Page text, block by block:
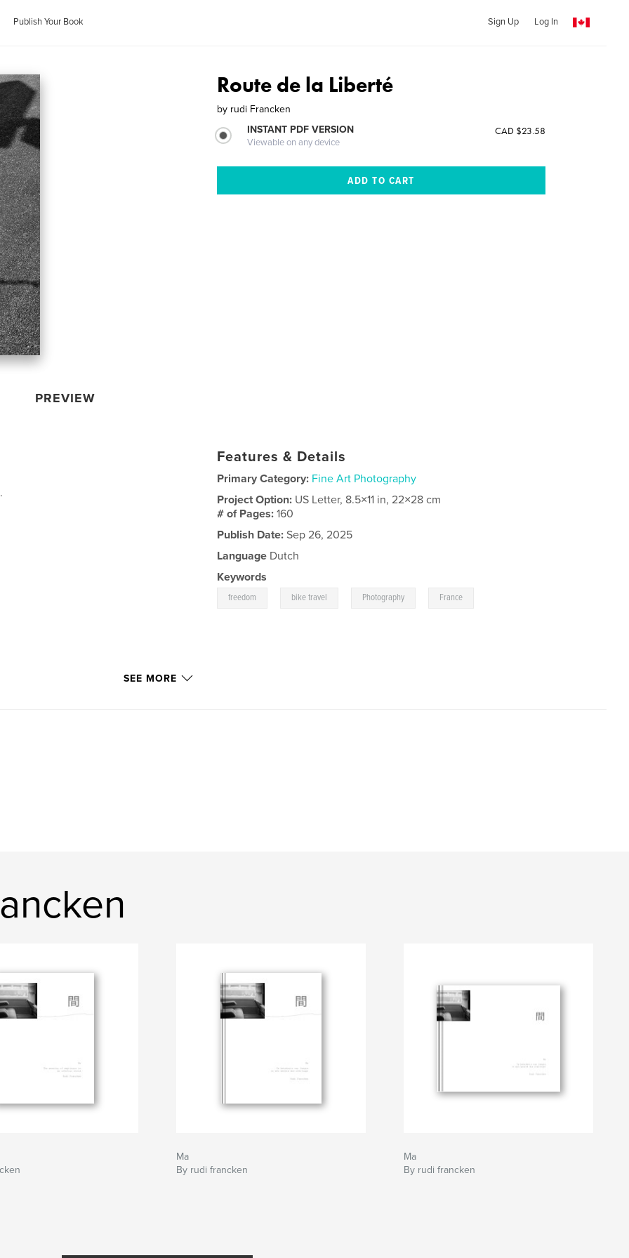
Publish Your Book Sign Up Log In
PREVIEW
Route de la Liberté
by rudi Francken
INSTANT PDF VERSION
Viewable on any device
CAD $23.58
Features & Details
Primary Category: Fine Art Photography
Project Option: US Letter, 8.5×11 in, 22×28 cm
# of Pages:160
Publish Date: Sep 26, 2025
Language Dutch
Keywords
freedom bike travel Photography France
SEE MORE
Ma
By rudi francken
Ma
By rudi francken